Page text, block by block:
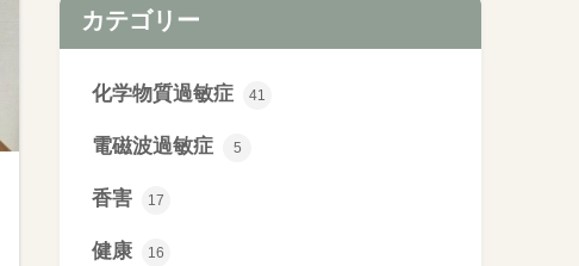
カテゴリー
化学物質過敏症 41
電磁波過敏症 5
香害 17
健康 16